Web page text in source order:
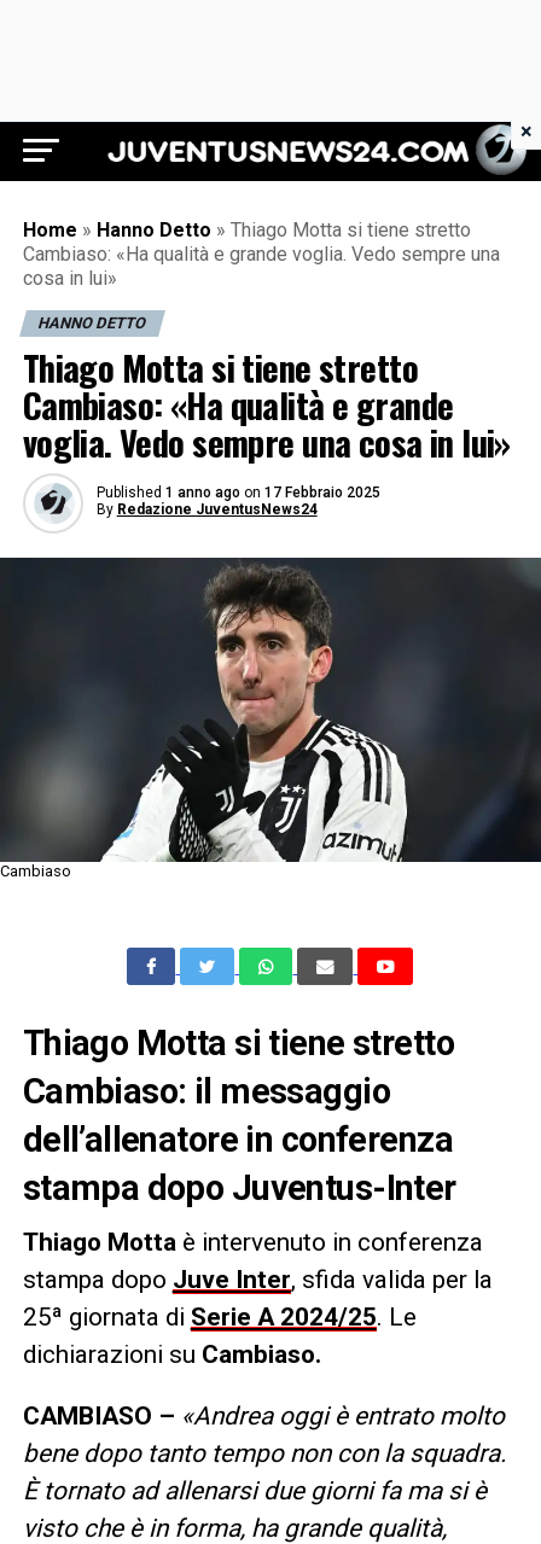
Juventus News 24
Home » Hanno Detto » Thiago Motta si tiene stretto
Cambiaso: «Ha qualità e grande voglia. Vedo sempre una
cosa in lui»
HANNO DETTO
Thiago Motta si tiene stretto
Cambiaso: «Ha qualità e grande
voglia. Vedo sempre una cosa in lui»
Published 1 anno ago on 17 Febbraio 2025
By Redazione JuventusNews24
Cambiaso
Thiago Motta si tiene stretto
Cambiaso: il messaggio
dell’allenatore in conferenza
stampa dopo Juventus-Inter
Thiago Mottaè intervenuto in conferenza
stampa dopo Juve Inter, sfida valida per la
25ª giornata di Serie A 2024/25. Le
dichiarazioni su Cambiaso.
CAMBIASO – «Andrea oggi è entrato molto
bene dopo tanto tempo non con la squadra.
È tornato ad allenarsi due giorni fa ma si è
visto che è in forma, ha grande qualità,
×